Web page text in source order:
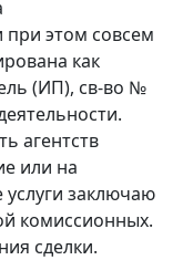
этом совсем
как
(ИП), св-во №
агентств
или на
заключаю
комиссионных.
сделки.